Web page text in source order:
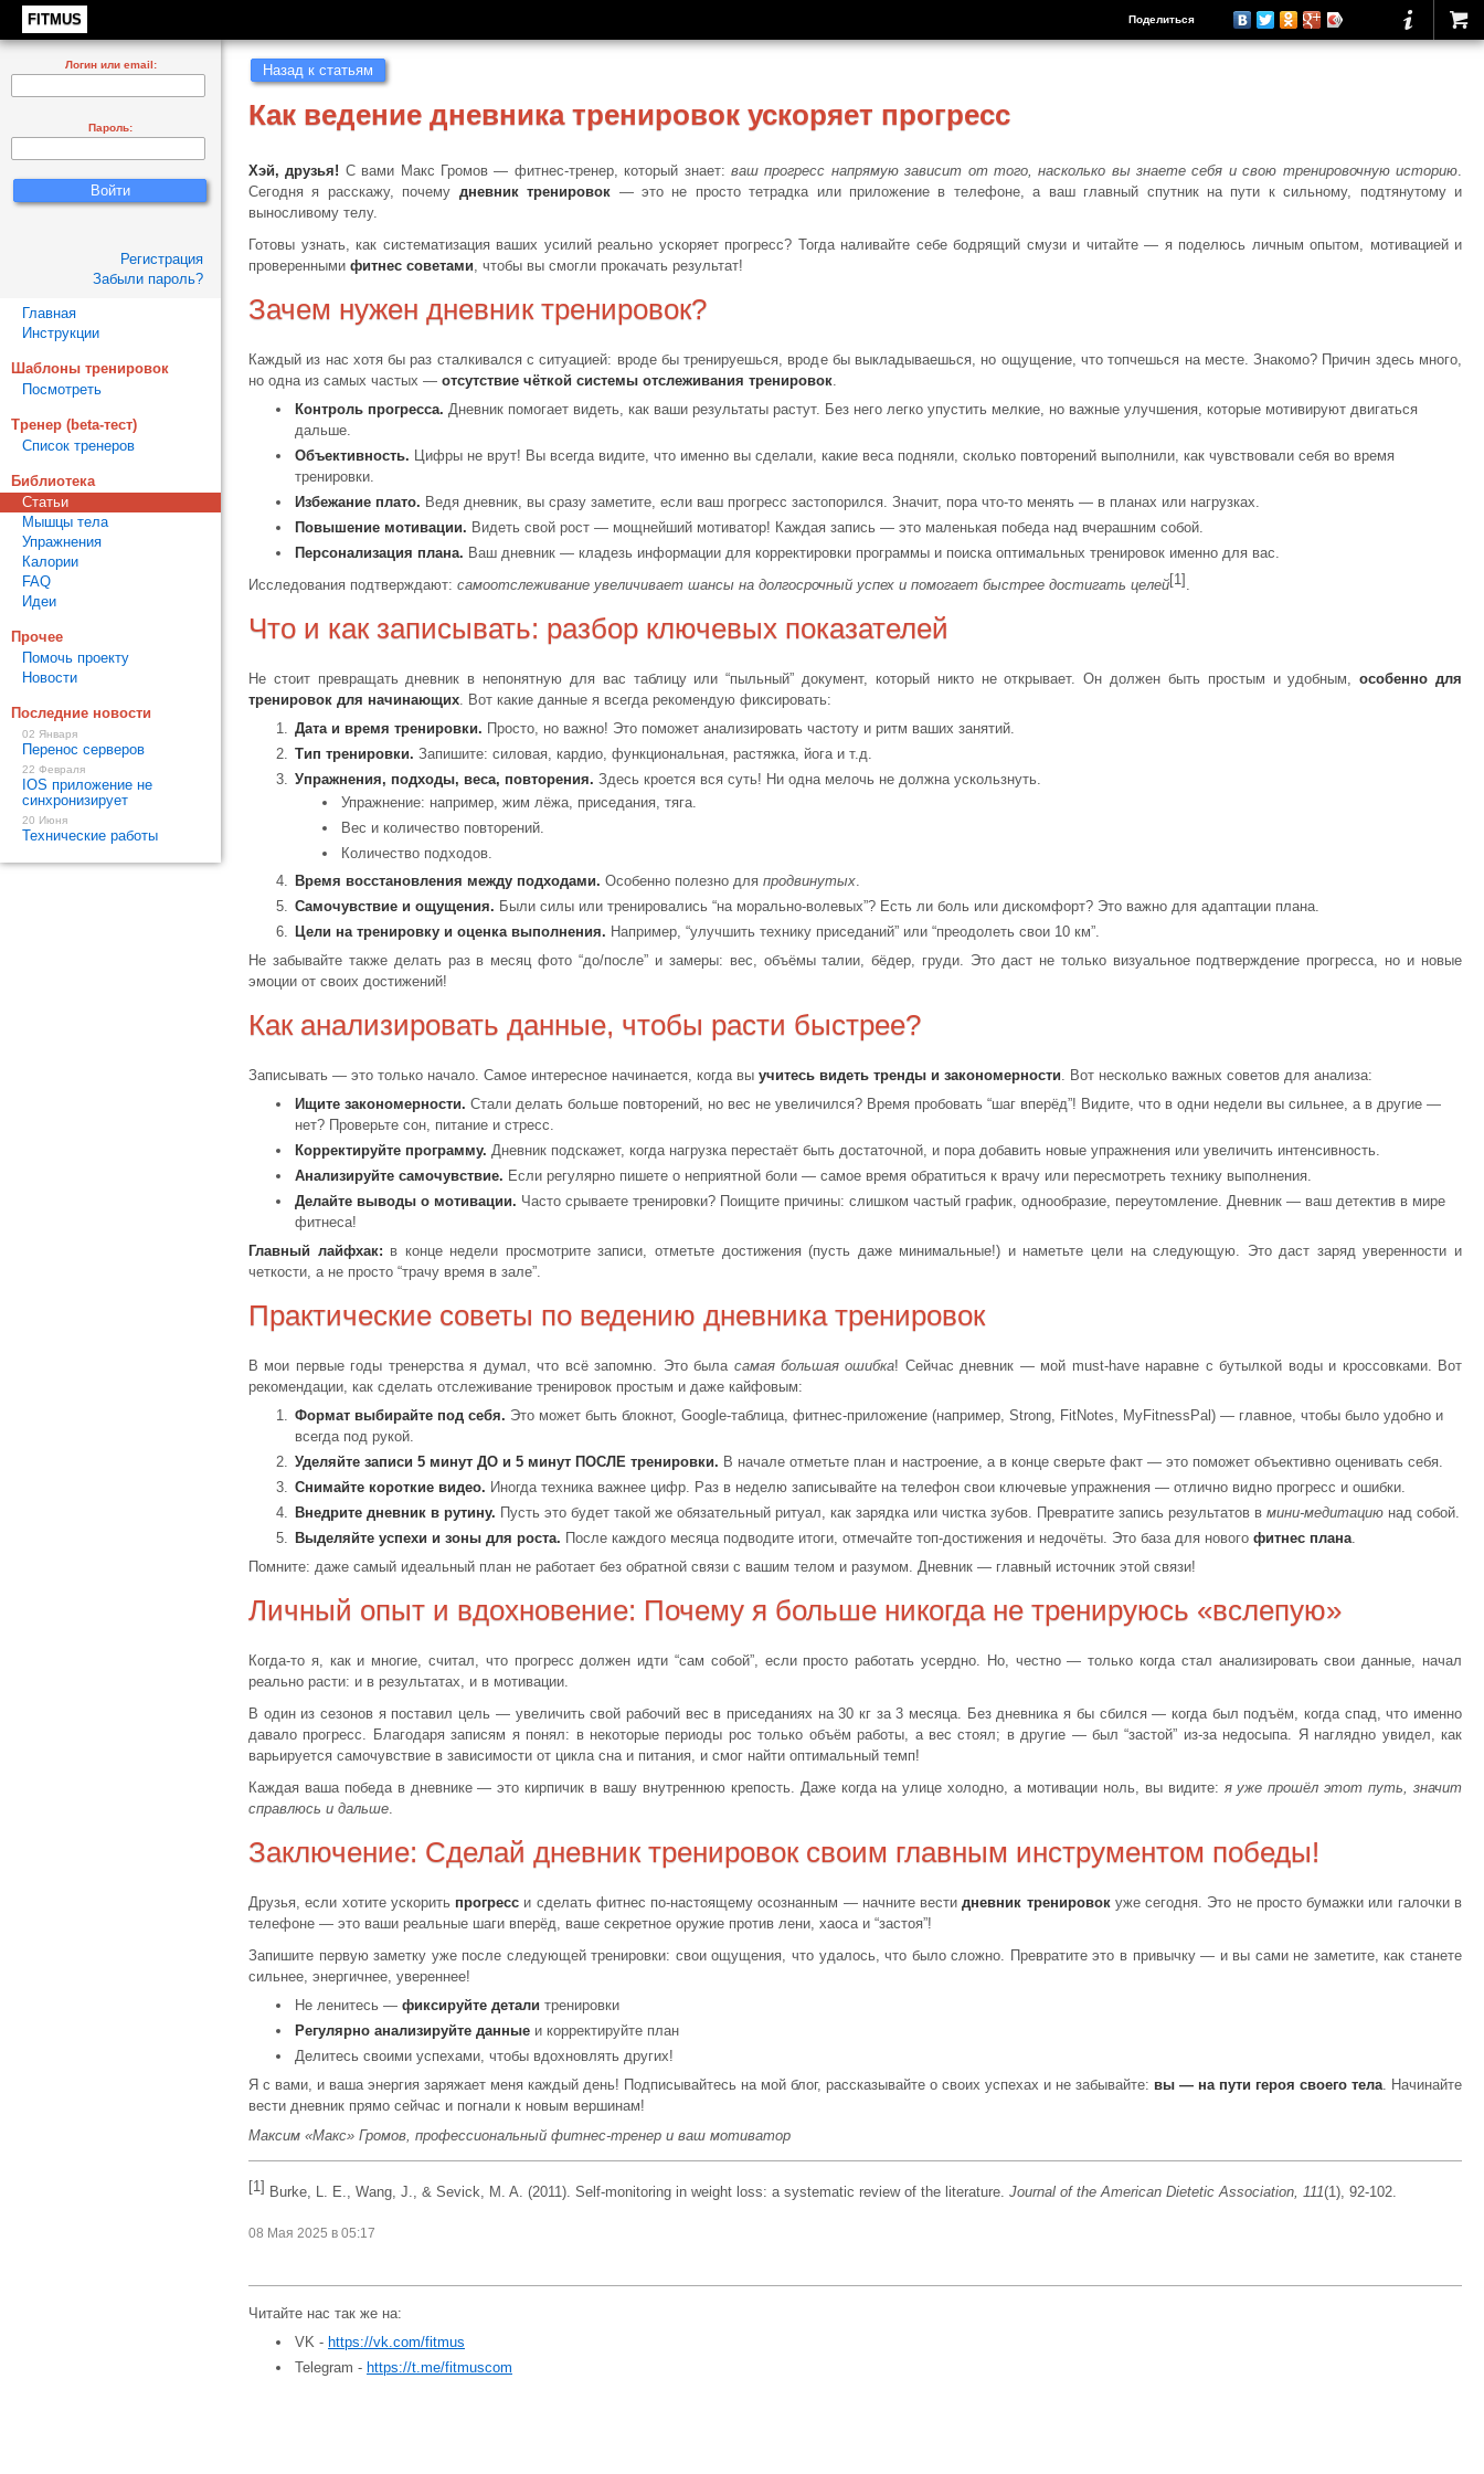
FITMUS Поделиться
Назад к статьям
Как ведение дневника тренировок ускоряет прогресс
Хэй, друзья! С вами Макс Громов — фитнес-тренер, который знает: ваш прогресс напрямую зависит от того, насколько вы знаете себя и свою тренировочную историю.
Сегодня я расскажу, почему дневник тренировок — это не просто тетрадка или приложение в телефоне, а ваш главный спутник на пути к сильному, подтянутому и
выносливому телу.
Готовы узнать, как систематизация ваших усилий реально ускоряет прогресс? Тогда наливайте себе бодрящий смузи и читайте — я поделюсь личным опытом, мотивацией и
проверенными фитнес советами, чтобы вы смогли прокачать результат!
Зачем нужен дневник тренировок?
Каждый из нас хотя бы раз сталкивался с ситуацией: вроде бы тренируешься, вроде бы выкладываешься, но ощущение, что топчешься на месте. Знакомо? Причин здесь много,
но одна из самых частых — отсутствие чёткой системы отслеживания тренировок.
Контроль прогресса. Дневник помогает видеть, как ваши результаты растут. Без него легко упустить мелкие, но важные улучшения, которые мотивируют двигаться
дальше.
Объективность. Цифры не врут! Вы всегда видите, что именно вы сделали, какие веса подняли, сколько повторений выполнили, как чувствовали себя во время
тренировки.
Избежание плато. Ведя дневник, вы сразу заметите, если ваш прогресс застопорился. Значит, пора что-то менять — в планах или нагрузках.
Повышение мотивации. Видеть свой рост — мощнейший мотиватор! Каждая запись — это маленькая победа над вчерашним собой.
Персонализация плана. Ваш дневник — кладезь информации для корректировки программы и поиска оптимальных тренировок именно для вас.
Исследования подтверждают: самоотслеживание увеличивает шансы на долгосрочный успех и помогает быстрее достигать целей[1] .
Что и как записывать: разбор ключевых показателей
Не стоит превращать дневник в непонятную для вас таблицу или “пыльный” документ, который никто не открывает. Он должен быть простым и удобным,особенно для
тренировок для начинающих. Вот какие данные я всегда рекомендую фиксировать:
Дата и время тренировки. Просто, но важно! Это поможет анализировать частоту и ритм ваших занятий.
Тип тренировки. Запишите: силовая, кардио, функциональная, растяжка, йога и т.д.
Упражнения, подходы, веса, повторения. Здесь кроется вся суть! Ни одна мелочь не должна ускользнуть.
Упражнение: например, жим лёжа, приседания, тяга.
Вес и количество повторений.
Количество подходов.
Время восстановления между подходами. Особенно полезно для продвинутых.
Самочувствие и ощущения. Были силы или тренировались “на морально-волевых”? Есть ли боль или дискомфорт? Это важно для адаптации плана.
Цели на тренировку и оценка выполнения. Например, “улучшить технику приседаний” или “преодолеть свои 10 км”.
Не забывайте также делать раз в месяц фото “до/после” и замеры: вес, объёмы талии, бёдер, груди. Это даст не только визуальное подтверждение прогресса, но и новые
эмоции от своих достижений!
Как анализировать данные, чтобы расти быстрее?
Записывать — это только начало. Самое интересное начинается, когда вы учитесь видеть тренды и закономерности. Вот несколько важных советов для анализа:
Ищите закономерности. Стали делать больше повторений, но вес не увеличился? Время пробовать “шаг вперёд”! Видите, что в одни недели вы сильнее, а в другие —
нет? Проверьте сон, питание и стресс.
Корректируйте программу. Дневник подскажет, когда нагрузка перестаёт быть достаточной, и пора добавить новые упражнения или увеличить интенсивность.
Анализируйте самочувствие. Если регулярно пишете о неприятной боли — самое время обратиться к врачу или пересмотреть технику выполнения.
Делайте выводы о мотивации. Часто срываете тренировки? Поищите причины: слишком частый график, однообразие, переутомление. Дневник — ваш детектив в мире
фитнеса!
Главный лайфхак: в конце недели просмотрите записи, отметьте достижения (пусть даже минимальные!) и наметьте цели на следующую. Это даст заряд уверенности и
четкости, а не просто “трачу время в зале”.
Практические советы по ведению дневника тренировок
В мои первые годы тренерства я думал, что всё запомню. Это была самая большая ошибка! Сейчас дневник — мой must-have наравне с бутылкой воды и кроссовками. Вот
рекомендации, как сделать отслеживание тренировок простым и даже кайфовым:
Формат выбирайте под себя. Это может быть блокнот, Google-таблица, фитнес-приложение (например, Strong, FitNotes, MyFitnessPal) — главное, чтобы было удобно и
всегда под рукой.
Уделяйте записи 5 минут ДО и 5 минут ПОСЛЕ тренировки. В начале отметьте план и настроение, а в конце сверьте факт — это поможет объективно оценивать себя.
Снимайте короткие видео. Иногда техника важнее цифр. Раз в неделю записывайте на телефон свои ключевые упражнения — отлично видно прогресс и ошибки.
Внедрите дневник в рутину. Пусть это будет такой же обязательный ритуал, как зарядка или чистка зубов. Превратите запись результатов в мини-медитацию над собой.
Выделяйте успехи и зоны для роста. После каждого месяца подводите итоги, отмечайте топ-достижения и недочёты. Это база для нового фитнес плана.
Помните: даже самый идеальный план не работает без обратной связи с вашим телом и разумом. Дневник — главный источник этой связи!
Личный опыт и вдохновение: Почему я больше никогда не тренируюсь «вслепую»
Когда-то я, как и многие, считал, что прогресс должен идти “сам собой”, если просто работать усердно. Но, честно — только когда стал анализировать свои данные, начал
реально расти: и в результатах, и в мотивации.
В один из сезонов я поставил цель — увеличить свой рабочий вес в приседаниях на 30 кг за 3 месяца. Без дневника я бы сбился — когда был подъём, когда спад, что именно
давало прогресс. Благодаря записям я понял: в некоторые периоды рос только объём работы, а вес стоял; в другие — был “застой” из-за недосыпа. Я наглядно увидел, как
варьируется самочувствие в зависимости от цикла сна и питания, и смог найти оптимальный темп!
Каждая ваша победа в дневнике — это кирпичик в вашу внутреннюю крепость. Даже когда на улице холодно, а мотивации ноль, вы видите: я уже прошёл этот путь, значит
справлюсь и дальше.
Заключение: Сделай дневник тренировок своим главным инструментом победы!
Друзья, если хотите ускорить прогресс и сделать фитнес по-настоящему осознанным — начните вестидневник тренировокуже сегодня. Это не просто бумажки или галочки в
телефоне — это ваши реальные шаги вперёд, ваше секретное оружие против лени, хаоса и “застоя”!
Запишите первую заметку уже после следующей тренировки: свои ощущения, что удалось, что было сложно. Превратите это в привычку — и вы сами не заметите, как станете
сильнее, энергичнее, увереннее!
Не ленитесь — фиксируйте детали тренировки
Регулярно анализируйте данные и корректируйте план
Делитесь своими успехами, чтобы вдохновлять других!
Я с вами, и ваша энергия заряжает меня каждый день! Подписывайтесь на мой блог, рассказывайте о своих успехах и не забывайте: вы — на пути героя своего тела. Начинайте
вести дневник прямо сейчас и погнали к новым вершинам!
Максим «Макс» Громов, профессиональный фитнес-тренер и ваш мотиватор
[1] Burke, L. E., Wang, J., & Sevick, M. A. (2011). Self-monitoring in weight loss: a systematic review of the literature. Journal of the American Dietetic Association, 111(1), 92-102.
08 Мая 2025 в 05:17
Читайте нас так же на:
VK - https://vk.com/fitmus
Telegram - https://t.me/fitmuscom
Логин или email:
Пароль:
Регистрация
Забыли пароль?
Главная
Инструкции
Шаблоны тренировок
Посмотреть
Тренер (beta-тест)
Список тренеров
Библиотека
Статьи
Мышцы тела
Упражнения
Калории
FAQ
Идеи
Прочее
Помочь проекту
Новости
Последние новости
02 Января
Перенос серверов
22 Февраля
IOS приложение не
синхронизирует
20 Июня
Технические работы